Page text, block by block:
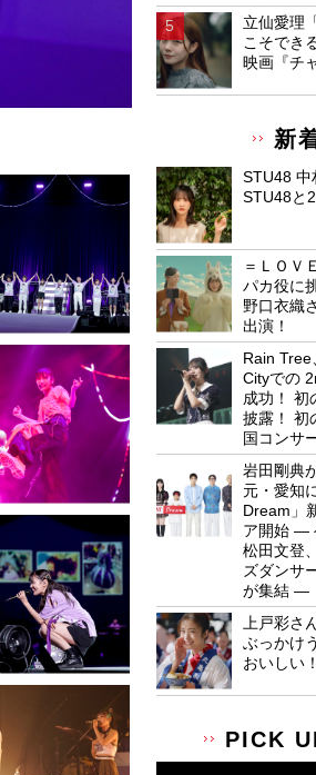
立仙愛理
こそでき
映画『チ
新
STU48 中
STU48と
＝ＬＯＶ
パカ役に
野口衣織
出演！
Rain
Cityでの
成功！ 初
披露！ 初
国コンサ
岩田剛典
元・愛知
Dream」
ア開始 ―
松田文登
ズダンサ
が集結 ―
上戸彩さ
ぶっかけ
おいしい
PICK